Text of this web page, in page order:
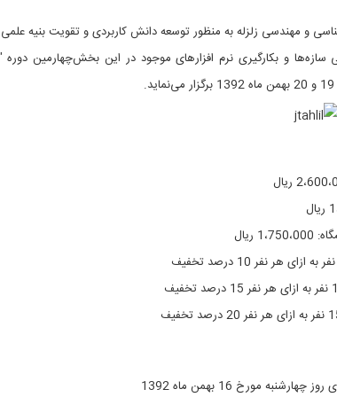
و مهندسی زلزله به منظور توسعه دانش کاربردی و تقویت بنیه
سازه‌ها و بکارگیری نرم افزارهای موجود در این بخش‌چهارمین
ریال
مورخ 16 بهمن ماه 1392